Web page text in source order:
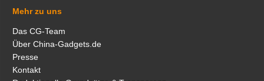
Mehr zu uns
Das CG-Team
Über China-Gadgets.de
Presse
Kontakt